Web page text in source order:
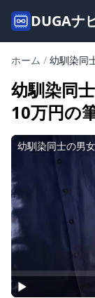
DUGAナ
ホーム / 幼馴染同
幼馴染同
10万円の